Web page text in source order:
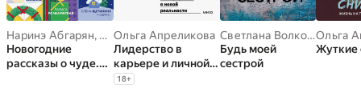
Наринэ Абгарян, Павел Губарев,Светлана Волкова,Лада
Новогодние
рассказы о чуде.
Ольга Апреликова
Лидерство в
карьере и личной
жизни. Как
18+
Светлана Волкова ,Ольга
Будь моей
сестрой
Жуткие